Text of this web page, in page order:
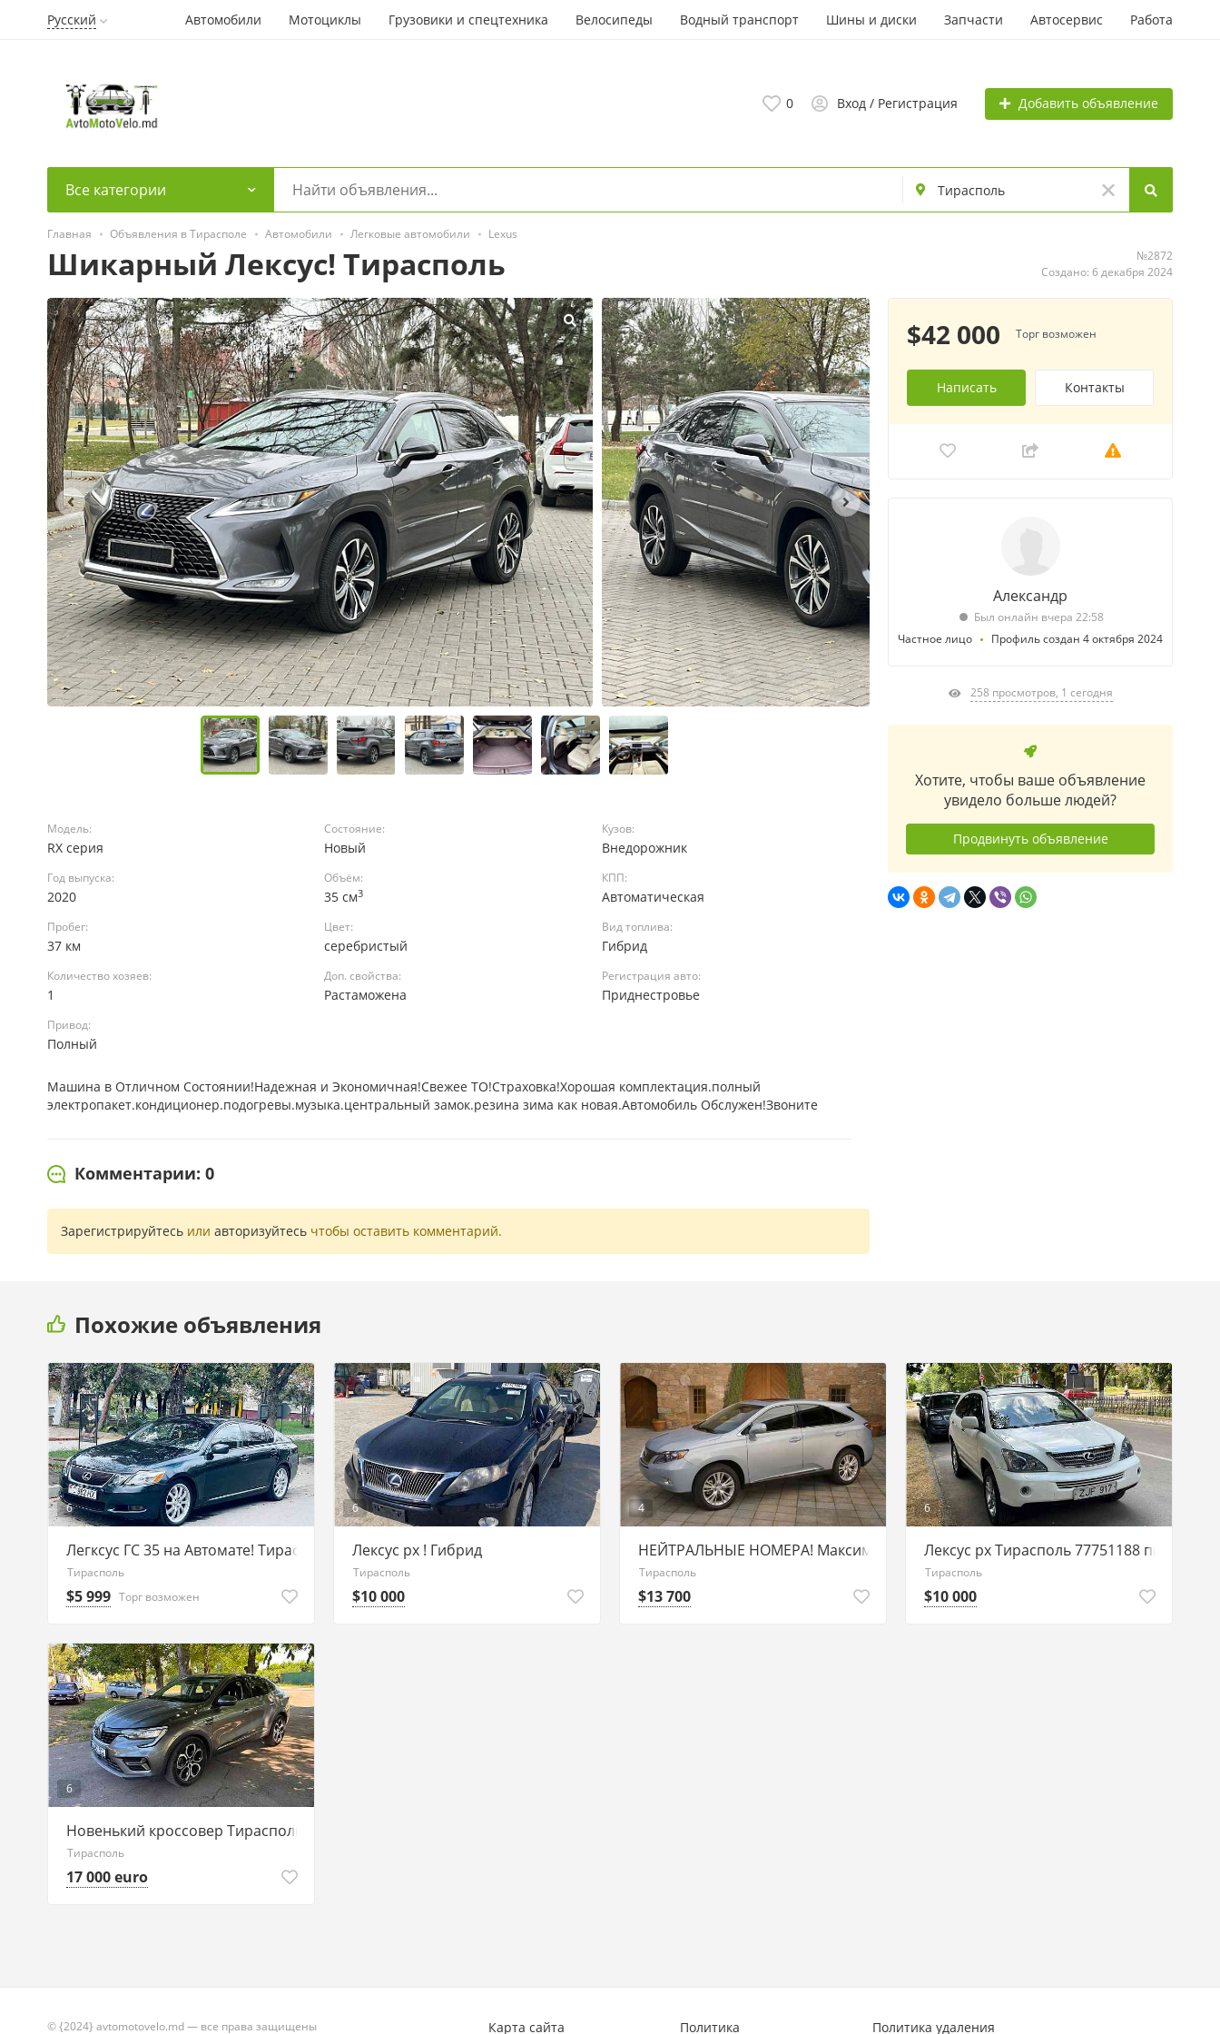
Русский Автомобили Мотоциклы Грузовики и спецтехника Велосипеды Водный транспорт Шины и диски Запчасти Автосервис Работа
0 Вход / Регистрация Добавить объявление
Все категории
Главная Объявления в Тирасполе Автомобили Легковые автомобили Lexus
Шикарный Лексус! Тирасполь
№2872
Создано: 6 декабря 2024
Модель:
RX серия
Состояние:
Новый
Кузов:
Внедорожник
Год выпуска:
2020
Объём:
35 см3
КПП:
Автоматическая
Пробег:
37 км
Цвет:
серебристый
Вид топлива:
Гибрид
Количество хозяев:
1
Доп. свойства:
Растаможена
Регистрация авто:
Приднестровье
Привод:
Полный
Машина в Отличном Состоянии!Надежная и Экономичная!Свежее ТО!Страховка!Хорошая комплектация.полный
электропакет.кондиционер.подогревы.музыка.центральный замок.резина зима как новая.Автомобиль Обслужен!Звоните
Комментарии: 0
Зарегистрируйтесь или авторизуйтесь чтобы оставить комментарий.
$42 000 Торг возможен
Написать Контакты
Александр
Был онлайн вчера 22:58
Частное лицо
Профиль создан 4 октября 2024
258 просмотров, 1 сегодня
Хотите, чтобы ваше объявление
увидело больше людей?
Продвинуть объявление
Похожие объявления
6
Легксус ГС 35 на Автомате! Тирасполь
Тирасполь
$5 999 Торг возможен
6
Лексус рх ! Гибрид
Тирасполь
$10 000
4
НЕЙТРАЛЬНЫЕ НОМЕРА! Максимальная Комплектация
Тирасполь
$13 700
6
Лексус рх Тирасполь 77751188 пишите
Тирасполь
$10 000
6
Новенький кроссовер Тирасполь 77751188 ватсап
Тирасполь
17 000 euro
© {2024} avtomotovelo.md — все права защищены Карта сайта Политика Политика удаления